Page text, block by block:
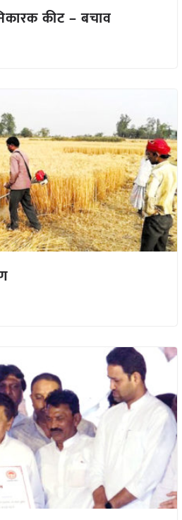
कीट – बचाव